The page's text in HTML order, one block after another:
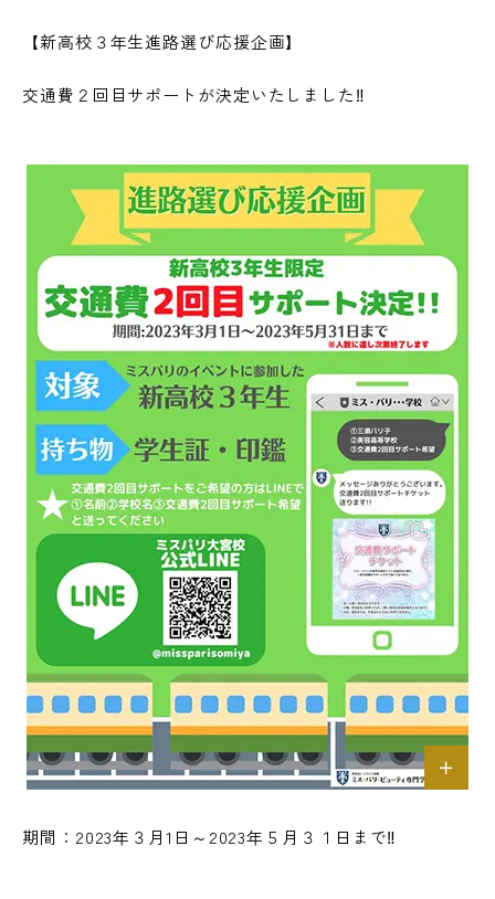
SNSをフォローして最新情報をCHECK !
【新高校３年生進路選び応援企画】
交通費２回目サポートが決定いたしました‼
期間：2023年３月1日～2023年５月３１日まで‼